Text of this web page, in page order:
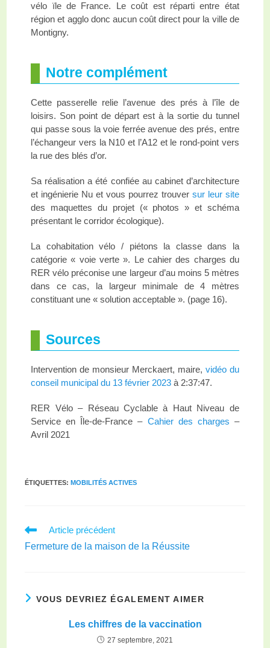
vélo ïle de France. Le coût est réparti entre état
région et agglo donc aucun coût direct pour la ville de
Montigny.
Notre complément
Cette passerelle relie l’avenue des prés à l’île de
loisirs. Son point de départ est à la sortie du tunnel
qui passe sous la voie ferrée avenue des prés, entre
l’échangeur vers la N10 et l’A12 et le rond-point vers
la rue des blés d’or.
Sa réalisation a été confiée au cabinet d’architecture
et ingénierie Nu et vous pourrez trouver sur leur site
des maquettes du projet (« photos » et schéma
présentant le corridor écologique).
La cohabitation vélo / piétons la classe dans la
catégorie « voie verte ». Le cahier des charges du
RER vélo préconise une largeur d’au moins 5 mètres
dans ce cas, la largeur minimale de 4 mètres
constituant une « solution acceptable ». (page 16).
Sources
Intervention de monsieur Merckaert, maire, vidéo du
conseil municipal du 13 février 2023 à 2:37:47.
RER Vélo – Réseau Cyclable à Haut Niveau de
Service en Île-de-France – Cahier des charges –
Avril 2021
ÉTIQUETTES:MOBILITÉS ACTIVES
Article précédent
Fermeture de la maison de la Réussite
VOUS DEVRIEZ ÉGALEMENT AIMER
Les chiffres de la vaccination
27 septembre, 2021